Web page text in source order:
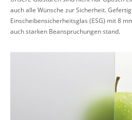
auch alle Wünsche zur Sicherheit.
Einscheibensicherheitsglas (ESG) mit 8
auch starken Beanspruchungen stand.